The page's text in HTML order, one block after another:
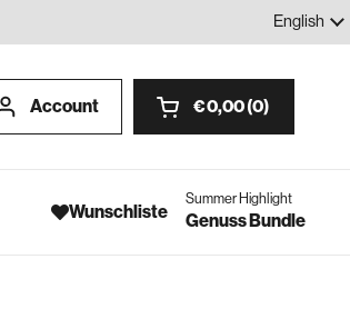
100% Gewürze - OhneLanguage
English
Account Open cart
€ 0,00 0
Wunschliste
Summer Highlight
Genuss Bundle